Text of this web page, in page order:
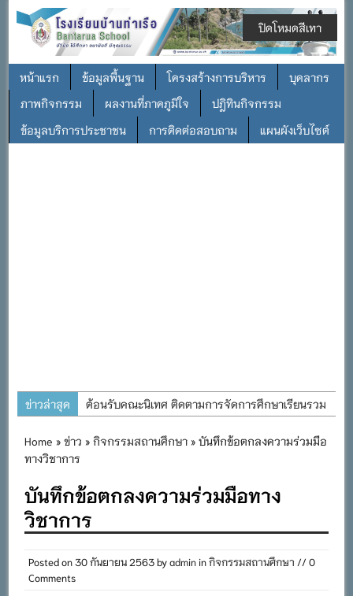
หน้าแรก ข้อมูลพื้นฐาน โครงสร้างการบริหาร
บุคลากร
ภาพกิจกรรม
ผลงานที่ภาคภูมิใจ
ปฎิทินกิจกรรม
ข้อมูลบริการประชาชน
การติดต่อสอบถาม แผนผังเว็บไซต์
ข่าวล่าสุด
ต้อนรับคณะนิเทศ ติดตามการจัดการศึกษาเรียนรวม
การอบรมการจัดทำแผนพัฒนาการจัดการศึกษาและ
สำนักงานเขตพื้นที่การศึกษาประถมศึกษาภูเก็ต
พิธีถวายเครื่องราชสักการะ วางพานพุ่ม และจุด
พระชนมพรรษา พระบาทสมเด็จพระเจ้าอยู่หัว ๒๘
Home »ข่าว »กิจกรรมสถานศึกษา » บันทึกข้อตกลงความร่วมมือ
ทางวิชาการ
บันทึกข้อตกลงความร่วมมือทาง
วิชาการ
Posted on30 กันยายน 2563byadmininกิจกรรมสถานศึกษา // 0
Comments
ปิดโหมดสีเทา